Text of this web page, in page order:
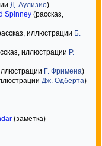
Д. Аулизио)
Spinney (рассказ,
иллюстрации Б.
иллюстрации Р.
Г. Фримена)
Дж. Одберта)
(заметка)